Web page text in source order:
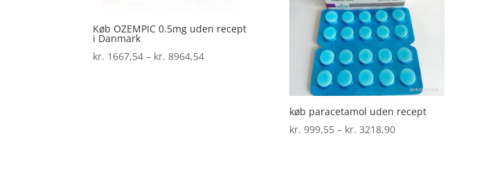
Køb OZEMPIC 0.5mg uden recept
i Danmark
kr. 1667,54 – kr. 8964,54Prisinterval:
køb paracetamol uden recept
kr. 999,55 – kr. 3218,90Prisinterval: